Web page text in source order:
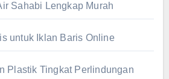
Sahabi Lengkap Murah
untuk Iklan Baris Online
Plastik Tingkat Perlindungan